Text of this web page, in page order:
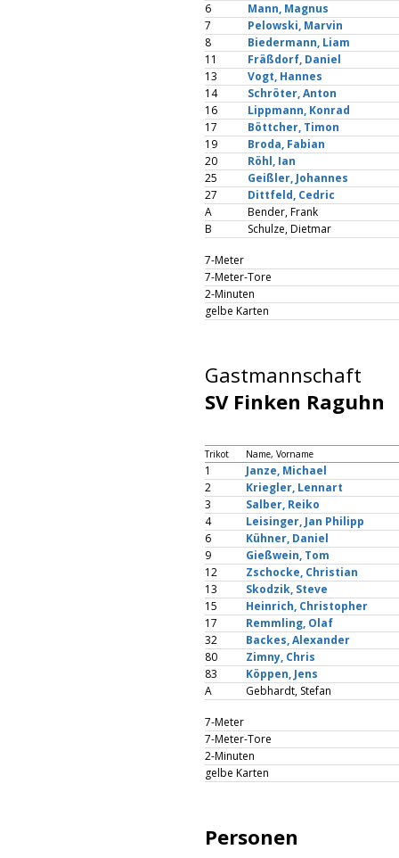
6
Mann, Magnus
7
Pelowski, Marvin
8
Biedermann, Liam
11
Fräßdorf, Daniel
13
Vogt, Hannes
14
Schröter, Anton
16
Lippmann, Konrad
17
Böttcher, Timon
19
Broda, Fabian
20
Röhl, Ian
25
Geißler, Johannes
27
Dittfeld, Cedric
A
Bender, Frank
B
Schulze, Dietmar
7-Meter
7-Meter-Tore
2-Minuten
gelbe Karten
Gastmannschaft
SV Finken Raguhn
Trikot Name, Vorname
1
Janze, Michael
2
Kriegler, Lennart
3
Salber, Reiko
4
Leisinger, Jan Philipp
6
Kühner, Daniel
9
Gießwein, Tom
12
Zschocke, Christian
13
Skodzik, Steve
15
Heinrich, Christopher
17
Remmling, Olaf
32
Backes, Alexander
80
Zimny, Chris
83
Köppen, Jens
A
Gebhardt, Stefan
7-Meter
7-Meter-Tore
2-Minuten
gelbe Karten
Personen